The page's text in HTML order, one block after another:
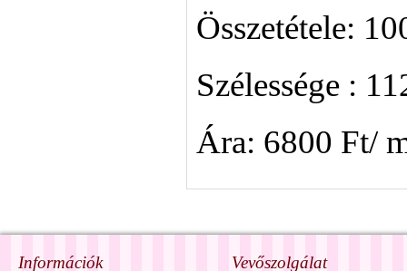
Összetétele:
Szélessége :
Ára: 6800 Ft/
Információk Vevőszolgálat